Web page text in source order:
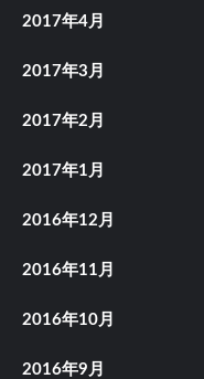
2017年4月
2017年3月
2017年2月
2017年1月
2016年12月
2016年11月
2016年10月
2016年9月